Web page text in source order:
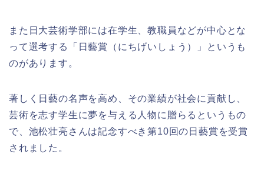
また日大芸術学部には在学生、教職員などが中心とな
って選考する「日藝賞（にちげいしょう）」というも
のがあります。
著しく日藝の名声を高め、その業績が社会に貢献し、
芸術を志す学生に夢を与える人物に贈らるというもの
で、池松壮亮さんは記念すべき第10回の日藝賞を受賞
されました。